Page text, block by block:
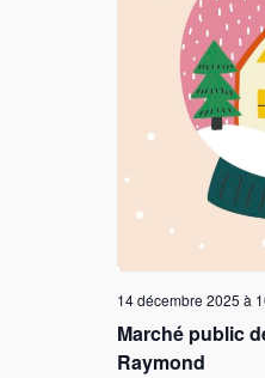
Marché public
Raymond
14 décembre 2025 à